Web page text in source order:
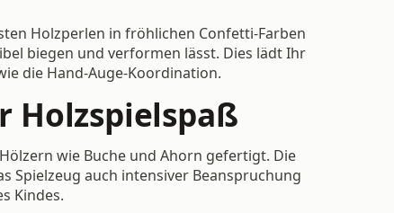
Holzperlen in fröhlichen Confetti-Farben
biegen und verformen lässt. Dies lädt Ihr
die Hand-Auge-Koordination.
Holzspielspaß
wie Buche und Ahorn gefertigt. Die
Spielzeug auch intensiver Beanspruchung
Kindes.